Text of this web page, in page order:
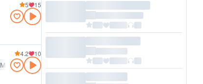
5 15
Меренге
Бачата
4.2 10